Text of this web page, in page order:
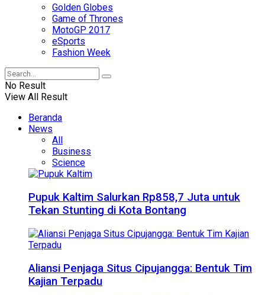
Golden Globes
Game of Thrones
MotoGP 2017
eSports
Fashion Week
No Result
View All Result
Beranda
News
All
Business
Science
Pupuk Kaltim Salurkan Rp858,7 Juta untuk
Tekan Stunting di Kota Bontang
Aliansi Penjaga Situs Cipujangga: Bentuk Tim
Kajian Terpadu